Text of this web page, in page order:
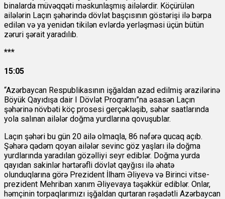
binalarda müvəqqəti məskunlaşmış ailələrdir. Köçürülən
ailələrin Laçın şəhərində dövlət başçısının göstərişi ilə bərpa
edilən və ya yenidən tikilən evlərdə yerləşməsi üçün bütün
zəruri şərait yaradılıb.
***
15:05
“Azərbaycan Respublikasının işğaldan azad edilmiş ərazilərinə
Böyük Qayıdışa dair I Dövlət Proqramı”na əsasən Laçın
şəhərinə növbəti köç prosesi gerçəkləşib, səhər saatlarında
yola salınan ailələr doğma yurdlarına qovuşublar.
Laçın şəhəri bu gün 20 ailə olmaqla, 86 nəfərə qucaq açıb.
Şəhərə qədəm qoyan ailələr sevinc göz yaşları ilə doğma
yurdlarında yaradılan gözəlliyi seyr ediblər. Doğma yurda
qayıdan sakinlər hərtərəfli dövlət qayğısı ilə əhatə
olunduqlarına görə Prezident İlham Əliyevə və Birinci vitse-
prezident Mehriban xanım Əliyevaya təşəkkür ediblər. Onlar,
həmçinin torpaqlarımızı işğaldan qurtaran rəşadətli Azərbaycan